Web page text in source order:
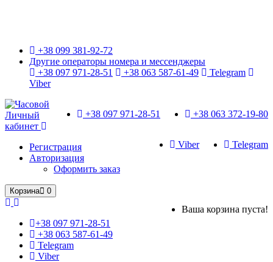
+38 099 381-92-72
Другие операторы номера и мессенджеры
+38 097 971-28-51
+38 063 587-61-49
Telegram
Viber
+38 063 372-19-80
+38 097 971-28-51
Telegram
Viber
Личный
кабинет
Регистрация
Авторизация
Оформить заказ
Корзина 0
Ваша корзина пуста!
+38 097 971-28-51
+38 063 587-61-49
Telegram
Viber